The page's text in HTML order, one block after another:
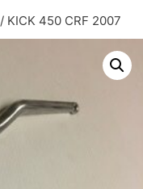
/ KICK 450 CRF 2007